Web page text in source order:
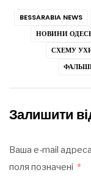
BESSARABIA NEWS
НОВИНИ
СХЕМУ
Залишити
Ваша e-mail
поля позначені *